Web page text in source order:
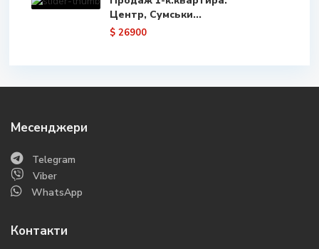
Центр, Сумськи...
$ 26900
Месенджери
Telegram
Viber
WhatsApp
Контакти